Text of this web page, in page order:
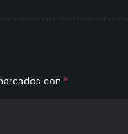
con *